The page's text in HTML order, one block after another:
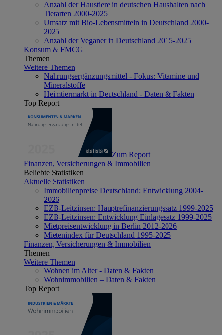
Anzahl der Haustiere in deutschen Haushalten nach
Tierarten 2000-2025
Umsatz mit Bio-Lebensmitteln in Deutschland 2000-
2025
Anzahl der Veganer in Deutschland 2015-2025
Konsum & FMCG
Themen
Weitere Themen
Nahrungsergänzungsmittel - Fokus: Vitamine und
Mineralstoffe
Heimtiermarkt in Deutschland - Daten & Fakten
Top Report
Zum Report
Finanzen, Versicherungen & Immobilien
Beliebte Statistiken
Aktuelle Statistiken
Immobilienpreise Deutschland: Entwicklung 2004-
2026
EZB-Leitzinsen: Hauptrefinanzierungssatz 1999-2025
EZB-Leitzinsen: Entwicklung Einlagesatz 1999-2025
Mietpreisentwicklung in Berlin 2012-2026
Mietenindex für Deutschland 1995-2025
Finanzen, Versicherungen & Immobilien
Themen
Weitere Themen
Wohnen im Alter - Daten & Fakten
Wohnimmobilien – Daten & Fakten
Top Report